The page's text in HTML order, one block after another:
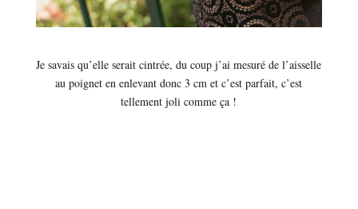
Je savais qu’elle serait cintrée, du coup j’ai mesuré de l’aisselle
au poignet en enlevant donc 3 cm et c’est parfait, c’est
tellement joli comme ça !